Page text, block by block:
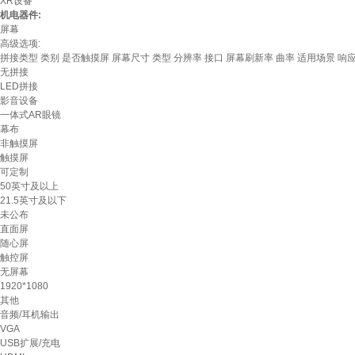
机电器件:
屏幕
高级选项:
拼接类型 类别 是否触摸屏 屏幕尺寸 类型 分辨率 接口 屏幕刷新率 曲率 适用场景 响
无拼接
LED拼接
影音设备
一体式AR眼镜
幕布
非触摸屏
触摸屏
可定制
50英寸及以上
21.5英寸及以下
未公布
直面屏
随心屏
触控屏
无屏幕
1920*1080
其他
音频/耳机输出
VGA
USB扩展/充电